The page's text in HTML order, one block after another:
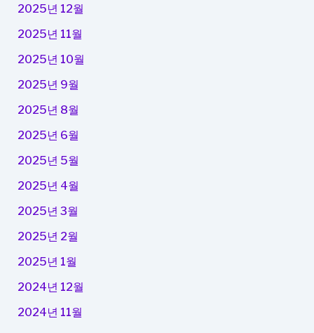
2025년 12월
2025년 11월
2025년 10월
2025년 9월
2025년 8월
2025년 6월
2025년 5월
2025년 4월
2025년 3월
2025년 2월
2025년 1월
2024년 12월
2024년 11월